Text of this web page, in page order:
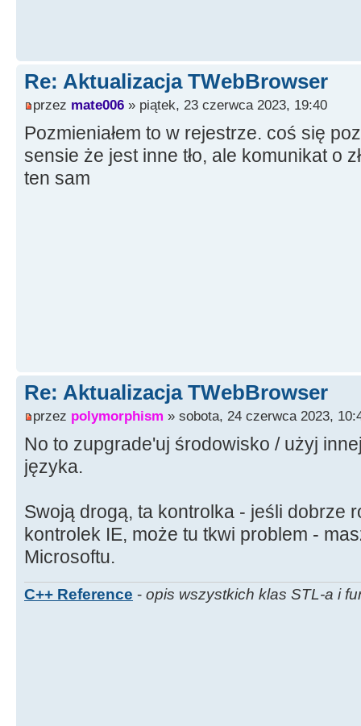
Re: Aktualizacja TWebBrowser
przez mate006 » piątek, 23 czerwca 2023, 19:40
Pozmieniałem to w rejestrze. coś się
sensie że jest inne tło, ale komunikat o
ten sam
Re: Aktualizacja TWebBrowser
przez polymorphism » sobota, 24 czerwca 2023,
No to zupgrade'uj środowisko / użyj
języka.
Swoją drogą, ta kontrolka - jeśli dobrze
kontrolek IE, może tu tkwi problem -
Microsoftu.
C++ Reference - opis wszystkich klas STL-a i